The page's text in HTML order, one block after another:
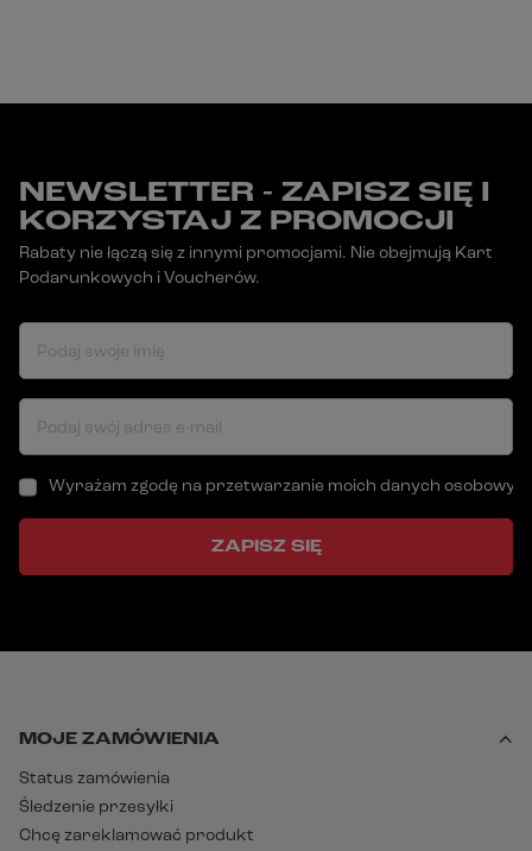
NEWSLETTER - ZAPISZ SIĘ I
KORZYSTAJ Z PROMOCJI
Rabaty nie łączą się z innymi promocjami. Nie obejmują Kart
Podarunkowych i Voucherów.
Podaj swoje imię
Podaj swój adres e-mail
Wyrażam zgodę na przetwarzanie moich danych
ZAPISZ SIĘ
MOJE ZAMÓWIENIA
Status zamówienia
Śledzenie przesyłki
Chcę zareklamować produkt